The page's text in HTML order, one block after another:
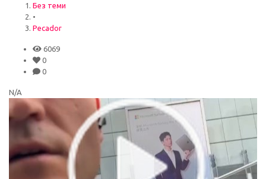
Без теми
•
Pecador
6069
0
0
N/A